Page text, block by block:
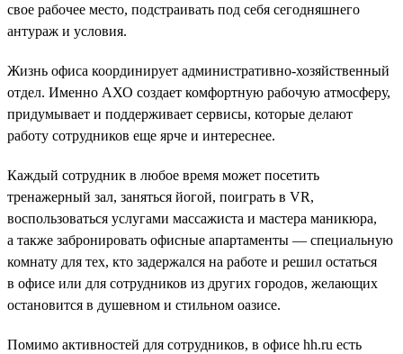
свое рабочее место, подстраивать под себя сегодняшнего
антураж и условия.
Жизнь офиса координирует административно-хозяйственный
отдел. Именно АХО создает комфортную рабочую атмосферу,
придумывает и поддерживает сервисы, которые делают
работу сотрудников еще ярче и интереснее.
Каждый сотрудник в любое время может посетить
тренажерный зал, заняться йогой, поиграть в VR,
воспользоваться услугами массажиста и мастера маникюра,
а также забронировать офисные апартаменты — специальную
комнату для тех, кто задержался на работе и решил остаться
в офисе или для сотрудников из других городов, желающих
остановится в душевном и стильном оазисе.
Помимо активностей для сотрудников, в офисе hh.ru есть